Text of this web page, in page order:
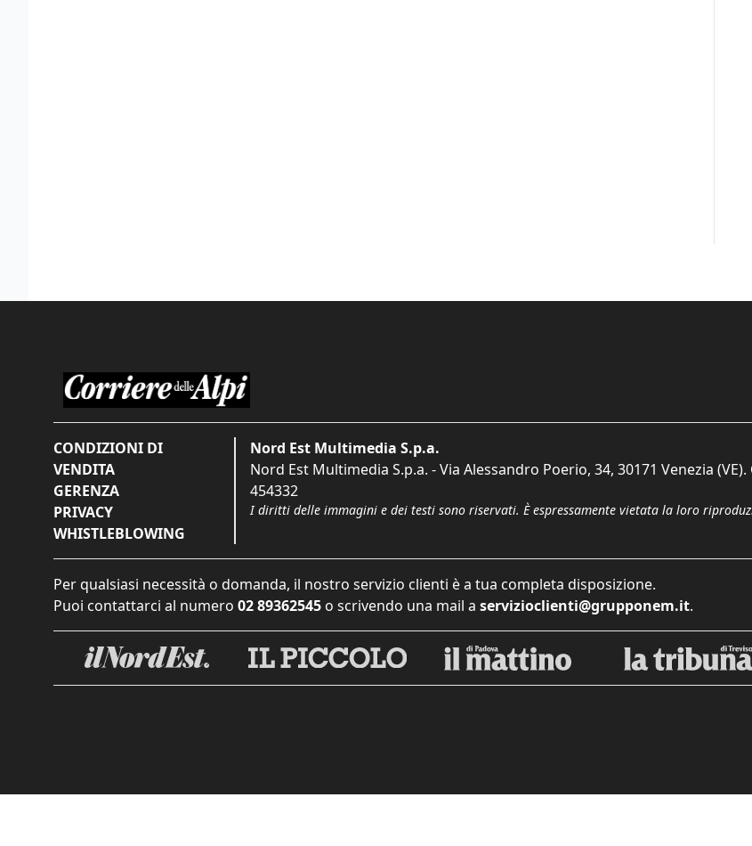
CONDIZIONI DI
VENDITA
GERENZA
PRIVACY
WHISTLEBLOWING
Nord Est Multimedia S.p.a.
Nord Est Multimedia S.p.a. - Via Alessandro Poerio, 34, 30171 Venezia (VE).
454332
I diritti delle immagini e dei testi sono riservati. È espressamente vietata la loro
Per qualsiasi necessità o domanda, il nostro servizio clienti è a tua completa disposizione.
Puoi contattarci al numero 02 89362545 o scrivendo una mail a servizioclienti@grupponem.it.